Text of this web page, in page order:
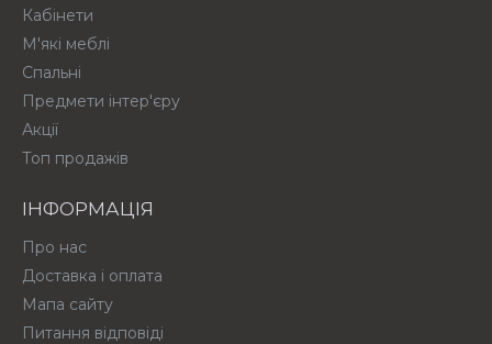
Кабінети
М'які меблі
Спальні
Предмети інтер'єру
Акції
Топ продажів
ІНФОРМАЦІЯ
Про нас
Доставка і оплата
Мапа сайту
Питання відповіді